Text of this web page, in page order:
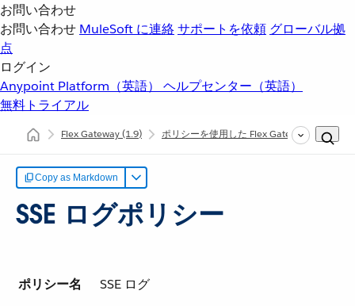
お問い合わせ
お問い合わせ MuleSoft に連絡サポートを依頼 グローバル拠
点
ログイン
Anypoint Platform（英語） ヘルプセンター（英語）
無料トライアル
Flex Gateway(1.9) ポリシーを使用した Flex Gateway API の保
Copy as Markdown
SSE ログポリシー
ポリシー名 SSE ログ